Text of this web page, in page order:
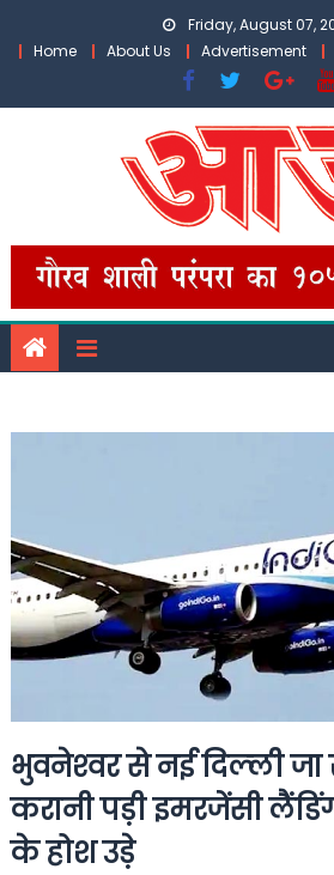
Friday, August 07,
Home
About Us Advertisement
भुवनेश्‍वर से नई दिल्‍ली जा
करानी पड़ी इमरजेंसी
के होश उड़े